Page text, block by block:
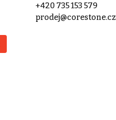
+420 735 153 579
prodej@corestone.cz